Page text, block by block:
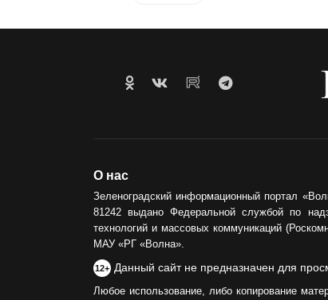
О нас
Зеленоградский информационный портал
81242 выдано Федеральной службой по
технологий и массовых коммуникаций
МАУ «РГ «Волна».
12+ Данный сайт не предназначен для
Любое использование, либо копирование